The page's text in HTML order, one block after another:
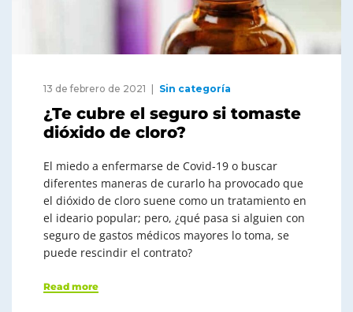
13 de febrero de 2021 Sin categoría
¿Te cubre el seguro si tomaste
dióxido de cloro?
El miedo a enfermarse de Covid-19 o buscar
diferentes maneras de curarlo ha provocado que
el dióxido de cloro suene como un tratamiento en
el ideario popular; pero, ¿qué pasa si alguien con
seguro de gastos médicos mayores lo toma, se
puede rescindir el contrato?
Read more